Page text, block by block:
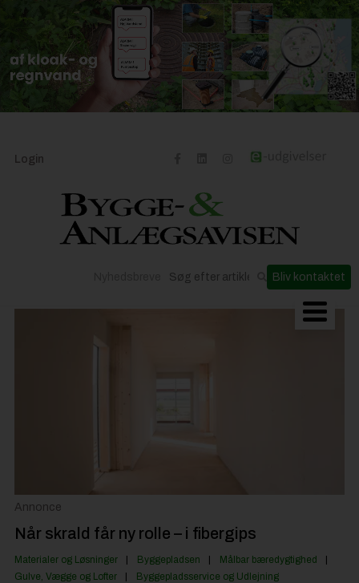
Login
Bliv kontaktet
Annonce
Når skrald får ny rolle – i fibergips
Materialer og Løsninger Byggepladsen
Målbar bæredygtighed
Gulve, Vægge og Lofter
Byggepladsservice og Udlejning